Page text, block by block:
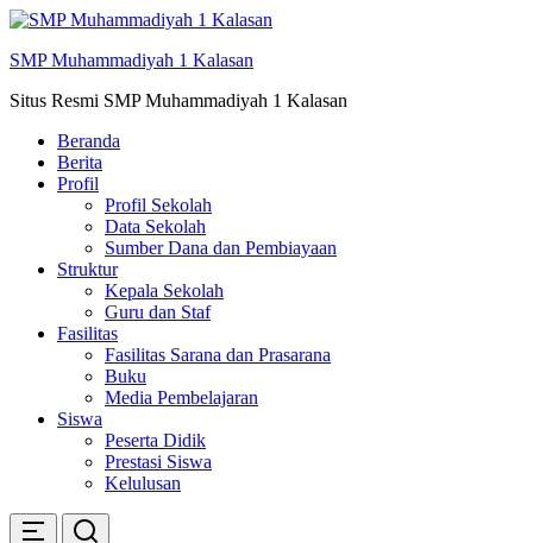
Skip
konten
SMP Muhammadiyah 1 Kalasan
Situs Resmi SMP Muhammadiyah 1 Kalasan
Beranda
Berita
Profil
Profil Sekolah
Data Sekolah
Sumber Dana dan Pembiayaan
Struktur
Kepala Sekolah
Guru dan Staf
Fasilitas
Fasilitas Sarana dan Prasarana
Buku
Media Pembelajaran
Siswa
Peserta Didik
Prestasi Siswa
Kelulusan